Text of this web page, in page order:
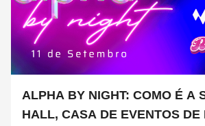
ALPHA BY NIGHT: COMO É A
HALL, CASA DE EVENTOS DE